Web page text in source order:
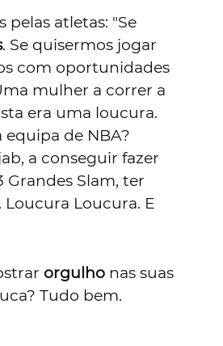
atletas: "Se
. Se quisermos jogar
com oportunidades
mulher a correr a
era uma loucura.
de NBA?
a conseguir fazer
Slam, ter
Loucura. E
orgulho nas suas
Tudo bem.